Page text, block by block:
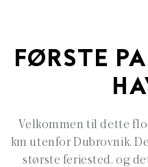
FØRSTE
Velkommen til dette
km utenfor Dubrovnik.
største feriested, og